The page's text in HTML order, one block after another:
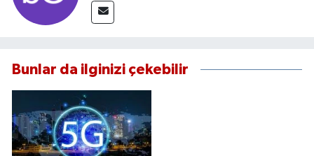
Bunlar da ilginizi çekebilir